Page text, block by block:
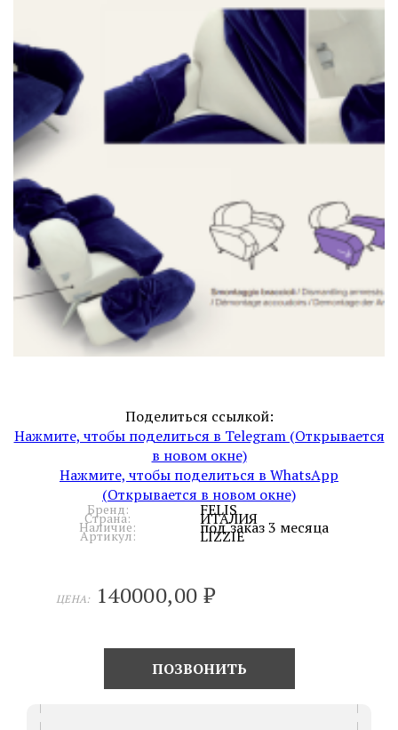
Поделиться ссылкой:
Нажмите, чтобы поделиться в Telegram (Открывается
в новом окне)
Нажмите, чтобы поделиться в WhatsApp
(Открывается в новом окне)
Бренд: FELIS
Страна: ИТАЛИЯ
Наличие: под заказ 3 месяца
Артикул: LIZZIE
ЦЕНА: 140000,00 ₽
ПОЗВОНИТЬ